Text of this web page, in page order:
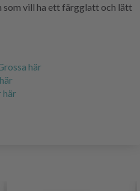
vill ha ett färgglatt och lätt
här
här